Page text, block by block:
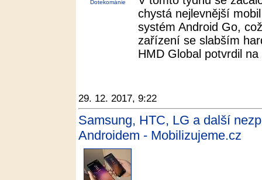
Dotekománie
chystá nejlevnější
systém Android Go,
zařízení se slabším
HMD Global potvrdil
29. 12. 2017, 9:22
Samsung, HTC, LG a další
Androidem - Mobilizujeme.cz